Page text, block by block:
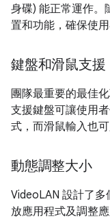
身碟) 能正常運作。
置和功能，確保使
鍵盤和滑鼠支援
團隊最重要的最佳
支援鍵盤可讓使用
式，而滑鼠輸入也
動態調整大小
VideoLAN 設計了
放應用程式及調整